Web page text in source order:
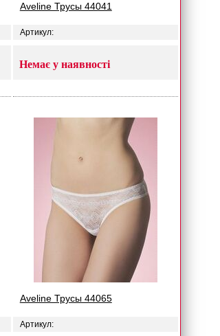
Aveline Трусы 44041
Артикул:
Немає у наявності
Aveline Трусы 44065
Артикул: